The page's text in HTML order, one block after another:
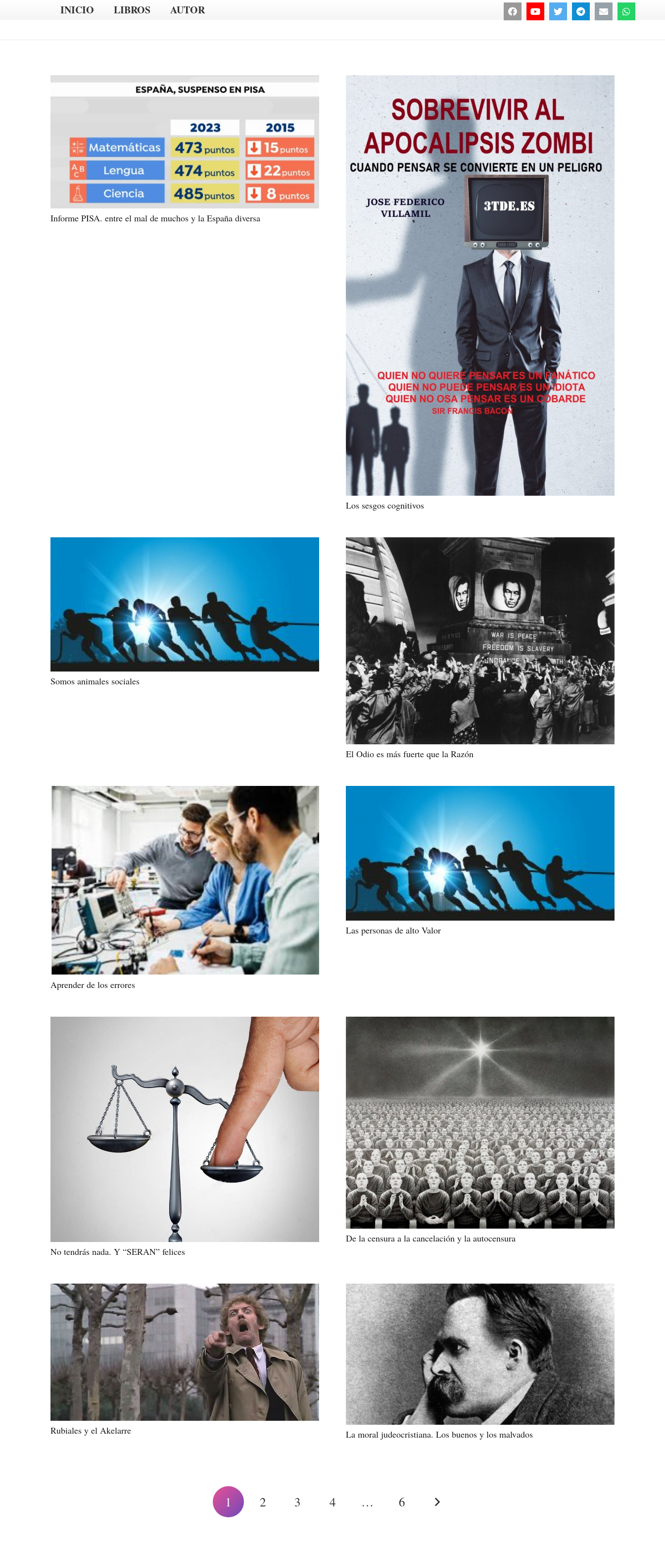
INICIO LIBROS AUTOR
Informe PISA. entre el mal de muchos y la España diversa
Los sesgos cognitivos
Somos animales sociales
El Odio es más fuerte que la Razón
Aprender de los errores
Las personas de alto Valor
No tendrás nada. Y “SERAN” felices
De la censura a la cancelación y la autocensura
Rubiales y el Akelarre La moral judeocristiana. Los buenos y los malvados
1 2 3 4 … 6